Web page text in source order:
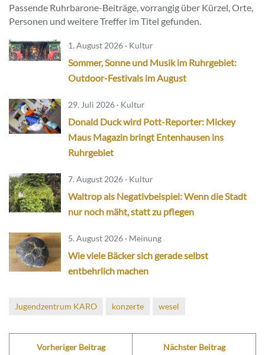
Passende Ruhrbarone-Beiträge, vorrangig über Kürzel, Orte,
Personen und weitere Treffer im Titel gefunden.
1. August 2026 · Kultur
Sommer, Sonne und Musik im Ruhrgebiet:
Outdoor-Festivals im August
29. Juli 2026 · Kultur
Donald Duck wird Pott-Reporter: Mickey
Maus Magazin bringt Entenhausen ins
Ruhrgebiet
7. August 2026 · Kultur
Waltrop als Negativbeispiel: Wenn die Stadt
nur noch mäht, statt zu pflegen
5. August 2026 · Meinung
Wie viele Bäcker sich gerade selbst
entbehrlich machen
Jugendzentrum KARO konzerte wesel
Vorheriger Beitrag Nächster Beitrag